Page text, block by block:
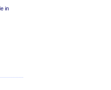
in